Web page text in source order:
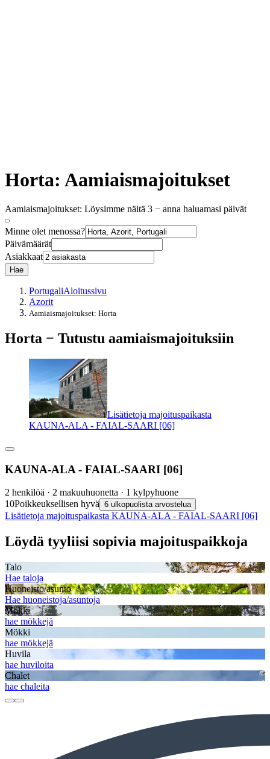
Horta: Aamiaismajoitukset
Aamiaismajoitukset: Löysimme näitä 3 − anna haluamasi päivät
Minne olet menossa?
Päivämäärät
Asiakkaat
Hae
PortugaliAloitussivu
Azorit
Aamiaismajoitukset: Horta
Horta − Tutustu aamiaismajoituksiin
Lisätietoja majoituspaikasta
KAUNA-ALA - FAIAL-SAARI [06]
KAUNA-ALA - FAIAL-SAARI [06]
2 henkilöä · 2 makuuhuonetta · 1 kylpyhuone
10Poikkeuksellisen hyvä 6 ulkopuolista arvostelua
Lisätietoja majoituspaikasta KAUNA-ALA - FAIAL-SAARI [06]
Löydä tyyliisi sopivia majoituspaikkoja
Talo
Hae taloja
Huoneisto/asunto
Hae huoneistoja/asuntoja
Mökki
hae mökkejä
Mökki
hae mökkejä
Huvila
hae huviloita
Chalet
hae chaleita